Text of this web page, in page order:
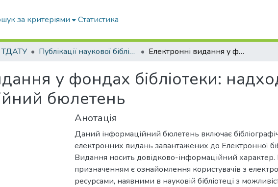
за критеріями Статистика
ТДАТУ Публікації наукової бібліотеки Електронні видання у фондах бібліотеки: надходження за 2015 рік: інформаційний бюлетень
у фондах бібліотеки:
бюлетень
Анотація
Даний інформаційний бюлетень включає
електронних видань завантажених до Електронної
Видання носить довідково-інформаційний характер.
призначенням є ознайомлення користувачів з
ресурсами, наявними в науковій бібліотеці з